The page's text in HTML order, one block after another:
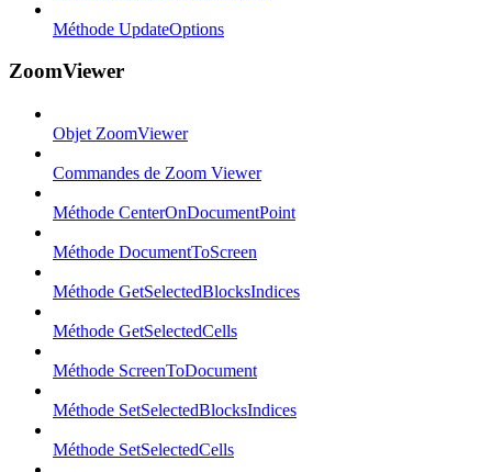
Méthode UpdateOptions
ZoomViewer
Objet ZoomViewer
Commandes de Zoom Viewer
Méthode CenterOnDocumentPoint
Méthode DocumentToScreen
Méthode GetSelectedBlocksIndices
Méthode GetSelectedCells
Méthode ScreenToDocument
Méthode SetSelectedBlocksIndices
Méthode SetSelectedCells